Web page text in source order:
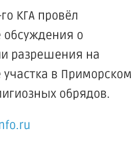
КГА провёл
о
разрешения на
участка в Приморском
обрядов.